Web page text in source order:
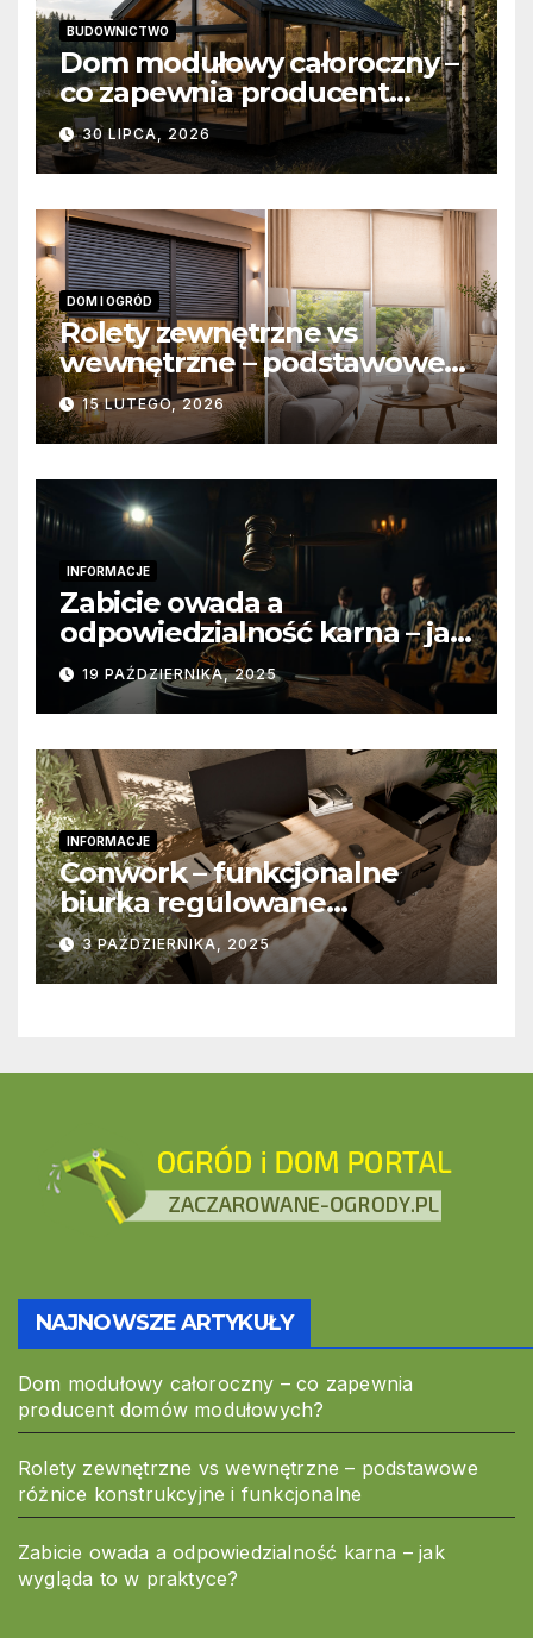
BUDOWNICTWO
Dom modułowy całoroczny –
co zapewnia producent
domów modułowych?
30 LIPCA, 2026
DOM I OGRÓD
Rolety zewnętrzne vs
wewnętrzne – podstawowe
różnice konstrukcyjne i
funkcjonalne
15 LUTEGO, 2026
INFORMACJE
Zabicie owada a
odpowiedzialność karna – jak
wygląda to w praktyce?
19 PAŹDZIERNIKA, 2025
INFORMACJE
Conwork – funkcjonalne
biurka regulowane
stworzone z myślą o
nowoczesnych
przestrzeniach pracy
3 PAŹDZIERNIKA, 2025
NAJNOWSZE ARTYKUŁY
Dom modułowy całoroczny – co zapewnia
producent domów modułowych?
Rolety zewnętrzne vs wewnętrzne – podstawowe
różnice konstrukcyjne i funkcjonalne
Zabicie owada a odpowiedzialność karna – jak
wygląda to w praktyce?